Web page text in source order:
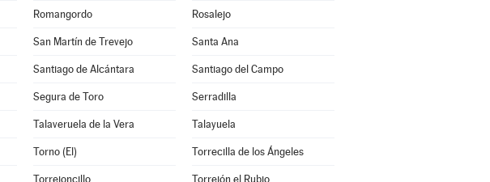
Romangordo Rosalejo
San Martín de Trevejo Santa Ana
Santiago de Alcántara Santiago del Campo
Segura de Toro Serradilla
Talaveruela de la Vera Talayuela
Torno (El) Torrecilla de los Ángeles
Torrejoncillo Torrejón el Rubio